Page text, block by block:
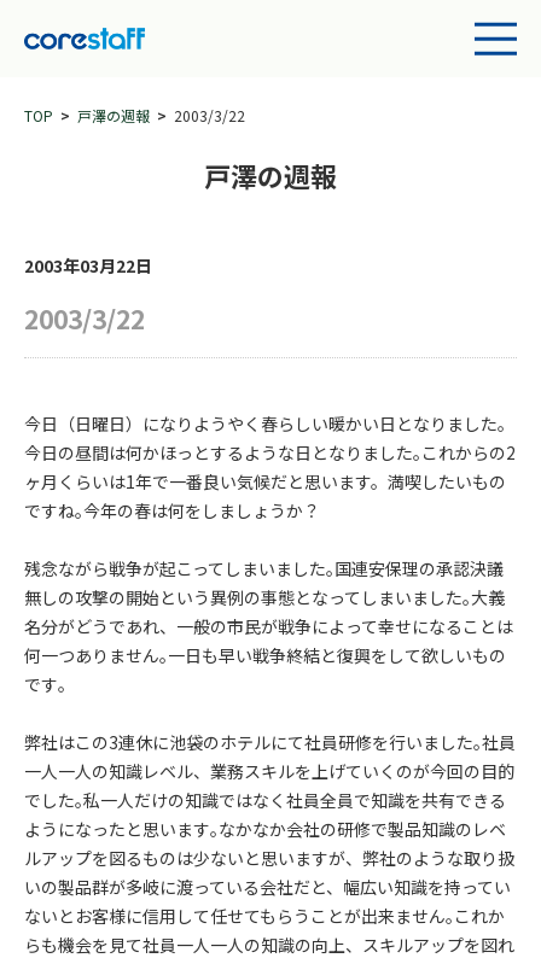
TOP 戸澤の週報 2003/3/22
戸澤の週報
2003年03月22日
2003/3/22
今日（日曜日）になりようやく春らしい暖かい日となりました｡
今日の昼間は何かほっとするような日となりました｡これからの2
ヶ月くらいは1年で一番良い気候だと思います。満喫したいもの
ですね｡今年の春は何をしましょうか？
残念ながら戦争が起こってしまいました｡国連安保理の承認決議
無しの攻撃の開始という異例の事態となってしまいました｡大義
名分がどうであれ、一般の市民が戦争によって幸せになることは
何一つありません｡一日も早い戦争終結と復興をして欲しいもの
です｡
弊社はこの3連休に池袋のホテルにて社員研修を行いました｡社員
一人一人の知識レベル、業務スキルを上げていくのが今回の目的
でした｡私一人だけの知識ではなく社員全員で知識を共有できる
ようになったと思います｡なかなか会社の研修で製品知識のレベ
ルアップを図るものは少ないと思いますが、弊社のような取り扱
いの製品群が多岐に渡っている会社だと、幅広い知識を持ってい
ないとお客様に信用して任せてもらうことが出来ません｡これか
らも機会を見て社員一人一人の知識の向上、スキルアップを図れ